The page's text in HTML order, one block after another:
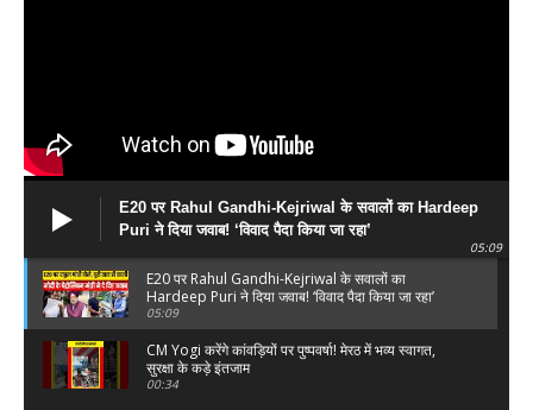
E20 पर Rahul Gandhi-Kejriwal के सवालों का Hardeep
Puri ने दिया जवाब! ‘विवाद पैदा किया जा रहा’
05:09
E20 पर Rahul Gandhi-Kejriwal के सवालों का
Hardeep Puri ने दिया जवाब! ‘विवाद पैदा किया जा रहा’
05:09
CM Yogi करेंगे कांवड़ियों पर पुष्पवर्षा! मेरठ में भव्य स्वागत,
सुरक्षा के कड़े इंतजाम
00:34